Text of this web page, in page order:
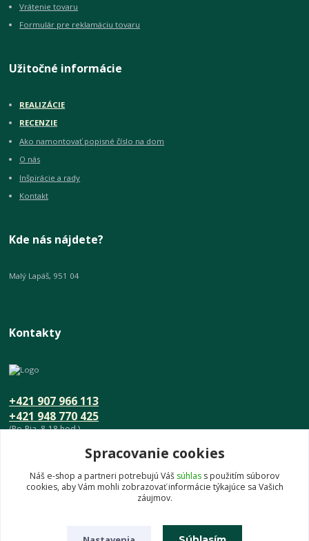
Vrátenie tovaru
Formulár pre reklamáciu tovaru
Užitočné informácie
REALIZÁCIE
RECENZIE
Ako namontovať popisné číslo na dom
O nás
Inšpirácie a rady
Kontakt
Kde nás nájdete?
Malý Lapáš, 951 04
Kontakty
+421 948 770 425
+421 907 966 113
(Po-Pia, 8-18 hod.)
info@umeniedomova.skSpracovanie cookies
Náš e-shop a partneri potrebujú Váš súhlas s použitím súborov
cookies, aby Vám mohli zobrazovať informácie týkajúce sa Vašich
záujmov.